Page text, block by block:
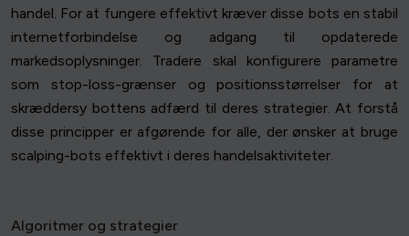
handel. For at fungere effektivt kræver disse bots en stabil
internetforbindelse og adgang til opdaterede
markedsoplysninger. Tradere skal konfigurere parametre
som stop-loss-grænser og positionsstørrelser for at
skræddersy bottens adfærd til deres strategier. At forstå
disse principper er afgørende for alle, der ønsker at bruge
scalping-bots effektivt i deres handelsaktiviteter.
Algoritmer og strategier